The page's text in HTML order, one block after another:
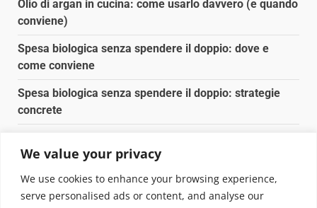
We value your privacy
We use cookies to enhance your browsing experience,
serve personalised ads or content, and analyse our
Olio di argan in cucina: come usarlo davvero (e quando
conviene)
Spesa biologica senza spendere il doppio: dove e
come conviene
Spesa biologica senza spendere il doppio: strategie
concrete
Pulizia naturale della casa: 3 ingredienti che
sostituiscono 10 prodotti chimici